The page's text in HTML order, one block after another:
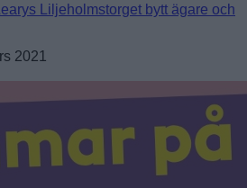
Liljeholmstorget bytt ägare och
2021